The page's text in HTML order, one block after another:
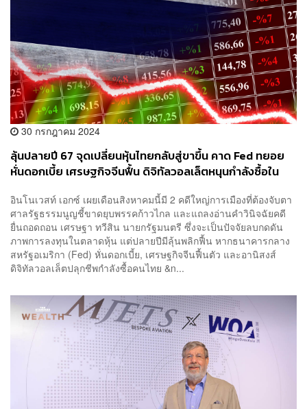
30 กรกฎาคม 2024
ลุ้นปลายปี 67 จุดเปลี่ยนหุ้นไทยกลับสู่ขาขึ้น คาด Fed ทยอย
หั่นดอกเบี้ย เศรษฐกิจจีนฟื้น ดิจิทัลวอลเล็ตหนุนกำลังซื้อใน
อินโนเวสท์ เอกซ์ เผยเดือนสิงหาคมนี้มี 2 คดีใหญ่การเมืองที่ต้องจับตา
ศาลรัฐธรรมนูญชี้ขาดยุบพรรคก้าวไกล และแถลงอ่านคำวินิจฉัยคดี
ยื่นถอดถอน เศรษฐา ทวีสิน นายกรัฐมนตรี ซึ่งจะเป็นปัจจัยลบกดดัน
ภาพการลงทุนในตลาดหุ้น แต่ปลายปีมีลุ้นพลิกฟื้น หากธนาคารกลาง
สหรัฐอเมริกา (Fed) หั่นดอกเบี้ย, เศรษฐกิจจีนฟื้นตัว และอานิสงส์
ดิจิทัลวอลเล็ตปลุกชีพกำลังซื้อคนไทย &n...